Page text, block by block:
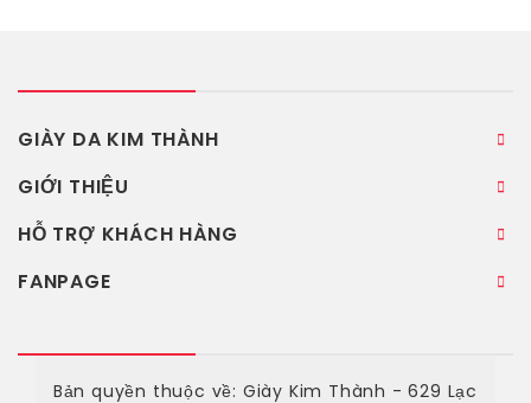
GIÀY DA KIM THÀNH
GIỚI THIỆU
HỖ TRỢ KHÁCH HÀNG
FANPAGE
Bản quyền thuộc về: Giày Kim Thành - 629 Lạc